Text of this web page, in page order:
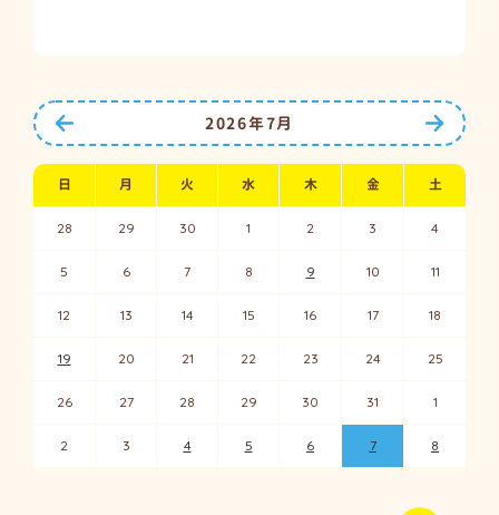
次の月
2026年7月
日 月 火 水 木 金 土
28 29 30 1 2 3 4
5 6 7 8 9 10 11
12 13 14 15 16 17 18
19 20 21 22 23 24 25
26 27 28 29 30 31 1
2 3 4 5 6 7 8